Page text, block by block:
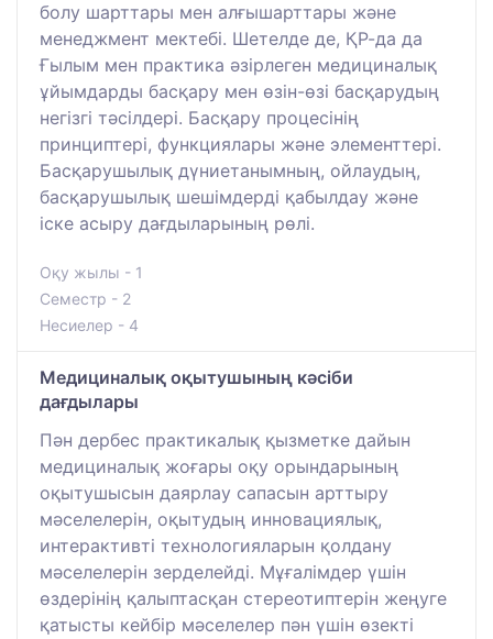
болу шарттары мен алғышарттары және
менеджмент мектебі. Шетелде де, ҚР-да да
Ғылым мен практика әзірлеген медициналық
ұйымдарды басқару мен өзін-өзі басқарудың
негізгі тәсілдері. Басқару процесінің
принциптері, функциялары және элементтері.
Басқарушылық дүниетанымның, ойлаудың,
басқарушылық шешімдерді қабылдау және
іске асыру дағдыларының рөлі.
Оқу жылы - 1
Семестр - 2
Несиелер - 4
Медициналық оқытушының кәсіби
дағдылары
Пән дербес практикалық қызметке дайын
медициналық жоғары оқу орындарының
оқытушысын даярлау сапасын арттыру
мәселелерін, оқытудың инновациялық,
интерактивті технологияларын қолдану
мәселелерін зерделейді. Мұғалімдер үшін
өздерінің қалыптасқан стереотиптерін жеңуге
қатысты кейбір мәселелер пән үшін өзекті